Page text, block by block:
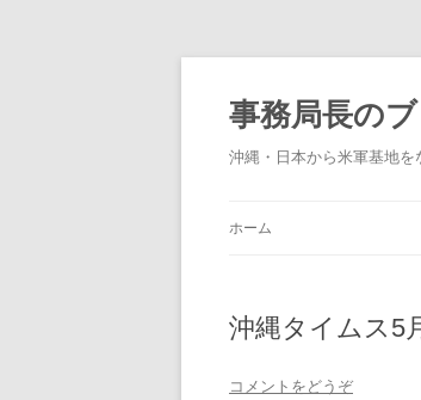
事務局長の
沖縄・日本から米軍基地
ホーム
沖縄タイムス5
コメントをどうぞ